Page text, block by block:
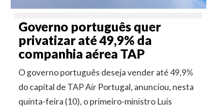
Governo português quer
privatizar até 49,9% da
companhia aérea TAP
O governo português deseja vender até 49,9%
do capital de TAP Air Portugal, anunciou, nesta
quinta-feira (10), o primeiro-ministro Luis